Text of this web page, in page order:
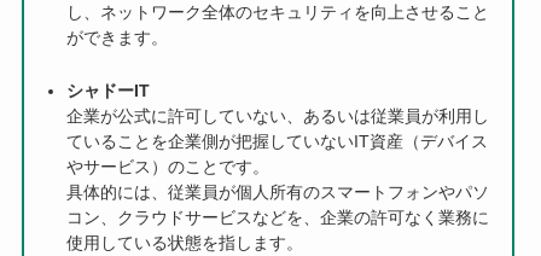
し、ネットワーク全体のセキュリティを向上させること
ができます。
シャドーIT
企業が公式に許可していない、あるいは従業員が利用し
ていることを企業側が把握していないIT資産（デバイス
やサービス）のことです。
具体的には、従業員が個人所有のスマートフォンやパソ
コン、クラウドサービスなどを、企業の許可なく業務に
使用している状態を指します。